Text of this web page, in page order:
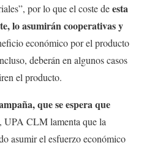
por lo que el coste deesta
lo asumirán cooperativas y
económico por el producto
deberán en algunos casos
el producto.
que se espera que
, UPA CLM lamenta que la
asumir el esfuerzo económico